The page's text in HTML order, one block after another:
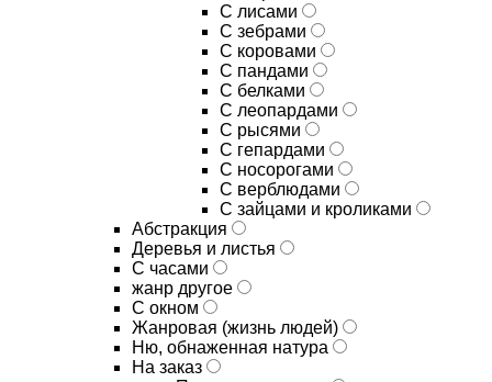
С лисами
С зебрами
С коровами
С пандами
С белками
С леопардами
С рысями
С гепардами
С носорогами
С верблюдами
С зайцами и кроликами
Абстракция
Деревья и листья
С часами
жанр другое
С окном
Жанровая (жизнь людей)
Ню, обнаженная натура
На заказ